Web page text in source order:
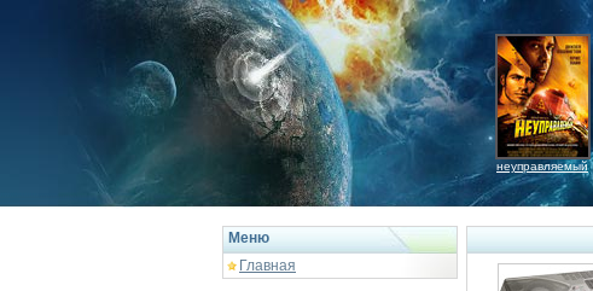
неуправляемый
Меню
Главная